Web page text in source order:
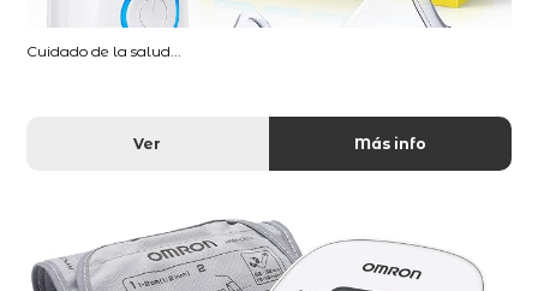
Cuidado de la salud...
Ver Más info